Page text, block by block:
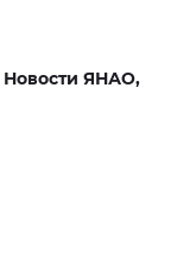
Новости ЯНАО,